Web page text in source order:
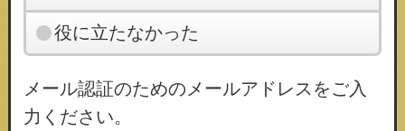
役に立たなかった
メール認証のためのメールアドレスをご入
力ください。